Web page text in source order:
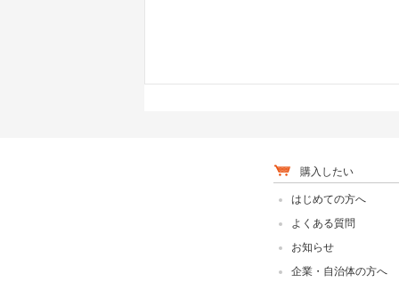
購入したい
はじめての方へ
よくある質問
お知らせ
企業・自治体の方へ